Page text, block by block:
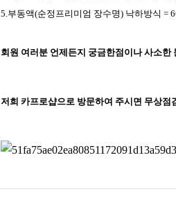
5.부동액(순정프리미엄 장수명) 낙하방식 =
회원 여러분 언제든지 궁금한점이나 사소
저희 카프로샵으로 방문하여 주시면 무상